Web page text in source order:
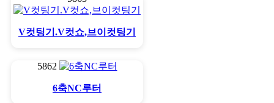
V컷팅기.V컷쇼,브이컷팅기
5862
6축NC루터